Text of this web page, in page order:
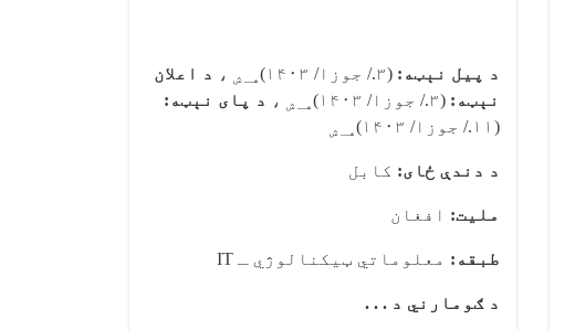
د پیل نېټه: (۳./ جوزا/ ۱۴۰۳) هـ ش ، د اعلان
نېټه: (۳./ جوزا/ ۱۴۰۳) هـ ش ، د پای نېټه:
(۱۱./ جوزا/ ۱۴۰۳)
هـ ش
د دندې ځای: کابل
ملیت: افغان
طبقه: معلوماتي ټیکنالوژي ـ IT
د ګومارني د . . .